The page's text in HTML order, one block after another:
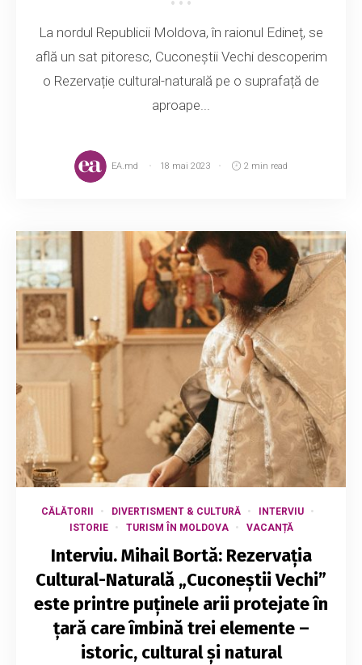
La nordul Republicii Moldova, în raionul Edineț, se
află un sat pitoresc, Cuconeștii Vechi descoperim
o Rezervație cultural-naturală pe o suprafață de
aproape...
EA.md 18 mai 2023 2 min read
CĂLĂTORII DIVERTISMENT & CULTURĂ
INTERVIU
ISTORIE
TURISM ÎN MOLDOVA VACANȚĂ
Interviu. Mihail Bortă: Rezervația
Cultural-Naturală „Cuconeștii Vechi”
este printre puținele arii protejate în
țară care îmbină trei elemente –
istoric, cultural și natural